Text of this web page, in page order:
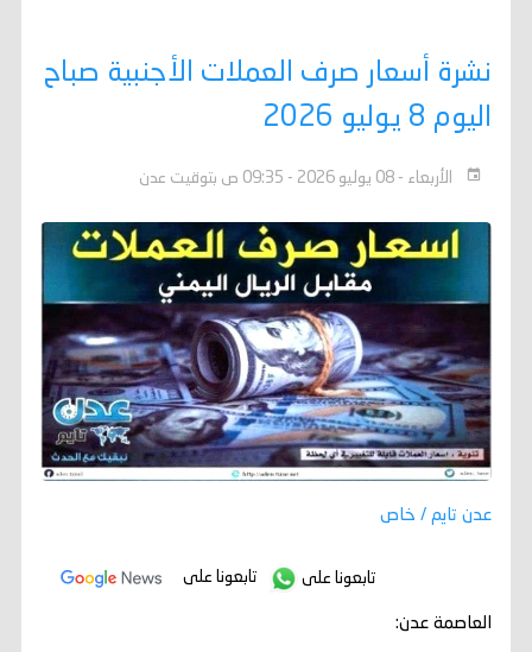
نشرة أسعار صرف العملات الأجنبية صباح
اليوم 8 يوليو 2026
الأربعاء - 08 يوليو 2026 - 09:35 ص بتوقيت عدن
عدن تايم / خاص
تابعونا على تابعونا على
العاصمة عدن: